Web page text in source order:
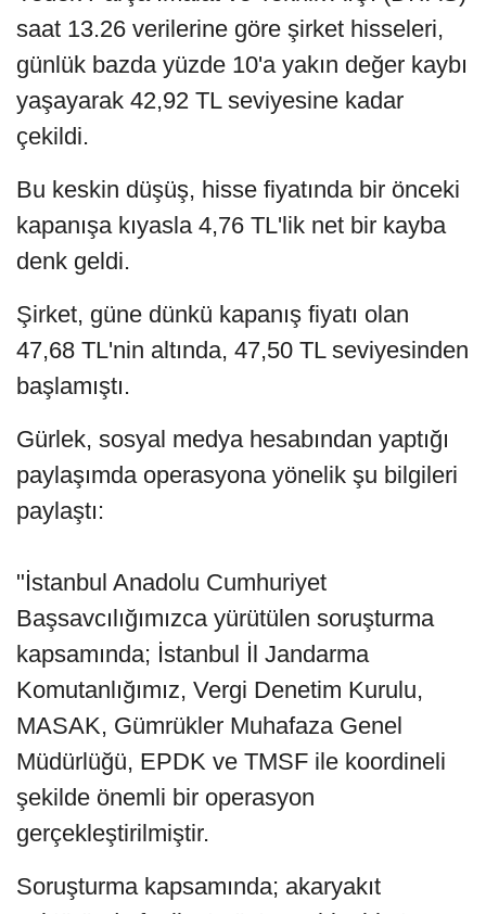
saat 13.26 verilerine göre şirket hisseleri,
günlük bazda yüzde 10'a yakın değer kaybı
yaşayarak 42,92 TL seviyesine kadar
çekildi.
Bu keskin düşüş, hisse fiyatında bir önceki
kapanışa kıyasla 4,76 TL'lik net bir kayba
denk geldi.
Şirket, güne dünkü kapanış fiyatı olan
47,68 TL'nin altında, 47,50 TL seviyesinden
başlamıştı.
Gürlek, sosyal medya hesabından yaptığı
paylaşımda operasyona yönelik şu bilgileri
paylaştı:
"İstanbul Anadolu Cumhuriyet
Başsavcılığımızca yürütülen soruşturma
kapsamında; İstanbul İl Jandarma
Komutanlığımız, Vergi Denetim Kurulu,
MASAK, Gümrükler Muhafaza Genel
Müdürlüğü, EPDK ve TMSF ile koordineli
şekilde önemli bir operasyon
gerçekleştirilmiştir.
Soruşturma kapsamında; akaryakıt